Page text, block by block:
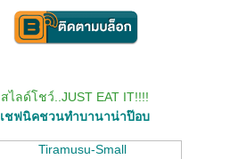
สไลด์โชว์..JUST EAT IT!!!!
เชฟนิคชวนทำบานาน่าป๊อบ